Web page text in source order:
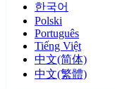
한국어
Polski
Português
Tiếng Việt
中文(简体)
中文(繁體)